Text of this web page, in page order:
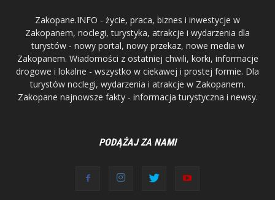
Zakopane.INFO - życie, praca, biznes i inwestycje w
Zakopanem, noclegi, turystyka, atrakcje i wydarzenia dla
turystów - nowy portal, nowy przekaz, nowe media w
Zakopanem. Wiadomości z ostatniej chwili, korki, informacje
drogowe i lokalne - wszystko w ciekawej i prostej formie. Dla
turystów noclegi, wydarzenia i atrakcje w Zakopanem.
Zakopane najnowsze fakty - informacja turystyczna i newsy.
PODĄŻAJ ZA NAMI